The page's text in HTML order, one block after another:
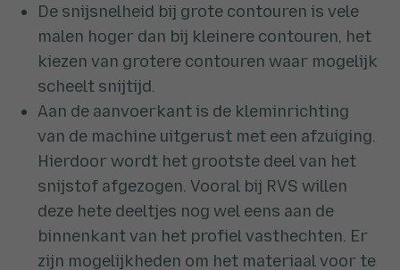
De snijsnelheid bij grote contouren is vele
malen hoger dan bij kleinere contouren, het
kiezen van grotere contouren waar mogelijk
scheelt snijtijd.
Aan de aanvoerkant is de kleminrichting
van de machine uitgerust met een afzuiging.
Hierdoor wordt het grootste deel van het
snijstof afgezogen. Vooral bij RVS willen
deze hete deeltjes nog wel eens aan de
binnenkant van het profiel vasthechten. Er
zijn mogelijkheden om het materiaal voor te